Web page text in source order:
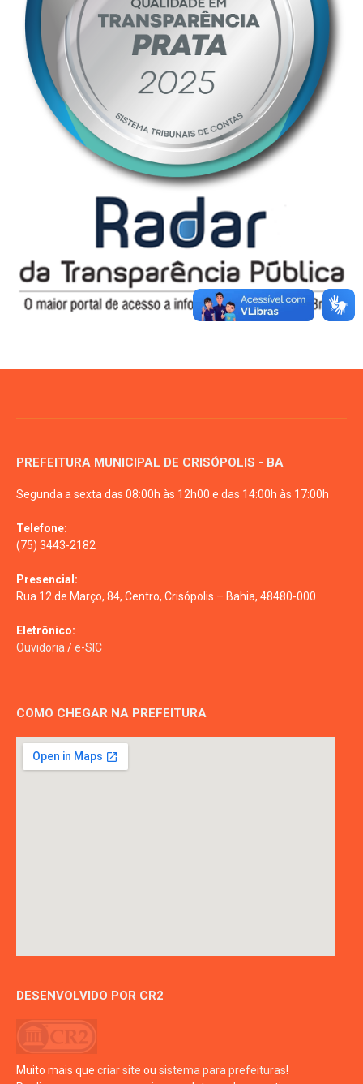
PREFEITURA MUNICIPAL DE CRISÓPOLIS - BA
Segunda a sexta das 08:00h às 12h00 e das 14:00h às 17:00h
Telefone:
(75) 3443-2182
Presencial:
Rua 12 de Março, 84, Centro, Crisópolis – Bahia, 48480-000
Eletrônico:
Ouvidoria /e-SIC
COMO CHEGAR NA PREFEITURA
DESENVOLVIDO POR CR2
Muito mais que criar site ou sistema para prefeituras!